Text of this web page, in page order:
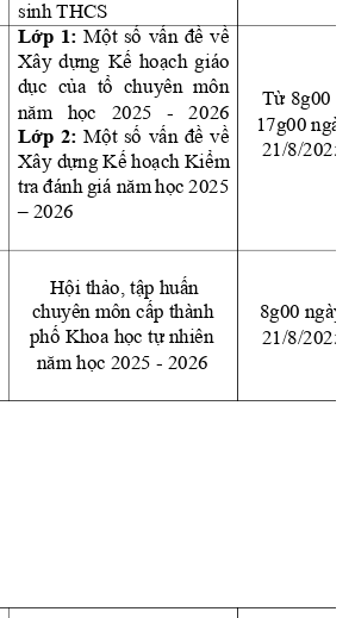
sinh THCS
Lớp 1: Một số vấn đề về
Xây dựng Kế hoạch giáo
dục của tổ chuyên môn
năm
học 2025 - 2026
Lớp 2: Một số vấn đề về
Xây dựng Kế hoạch Kiểm
tra đánh giá năm học 2025
– 2026
Từ 8g00 -
17g00 ngày
21/8/2025
Hội thảo, tập huấn
chuyên môn cấp thành
phố Khoa học tự nhiên
năm học 2025 - 2026
8g00 ngày
21/8/2025